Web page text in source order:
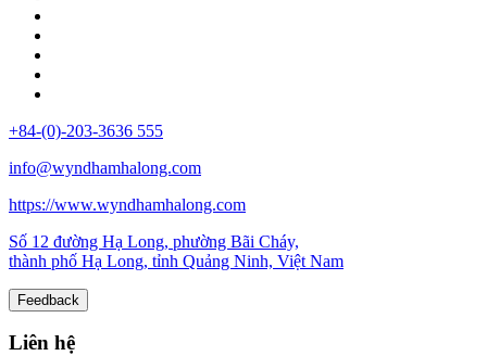
+84-(0)-203-3636 555
info@wyndhamhalong.com
https://www.wyndhamhalong.com
Số 12 đường Hạ Long, phường Bãi Cháy,
thành phố Hạ Long, tỉnh Quảng Ninh, Việt Nam
Feedback
Liên hệ